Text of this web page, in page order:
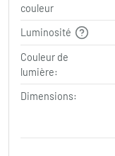
couleur
Luminosité
Couleur de
lumière:
Dimensions: